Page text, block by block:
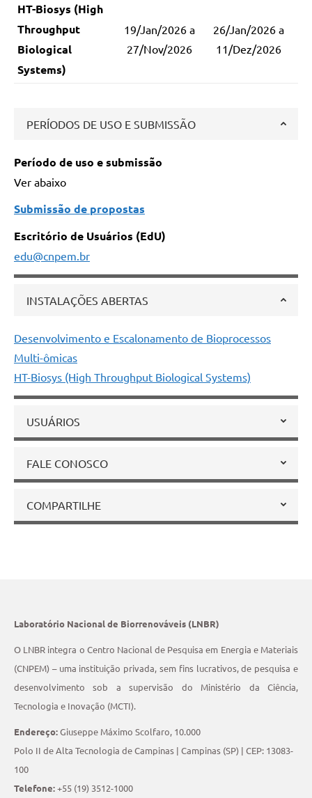
HT-Biosys (High
Throughput
Biological
Systems)
19/Jan/2026 a
27/Nov/2026
26/Jan/2026 a
11/Dez/2026
PERÍODOS DE USO E SUBMISSÃO
Período de uso e submissão
Ver abaixo
Submissão de propostas
Escritório de Usuários (EdU)
edu@cnpem.br
INSTALAÇÕES ABERTAS
Desenvolvimento e Escalonamento de Bioprocessos
Multi-ômicas
HT-Biosys (High Throughput Biological Systems)
USUÁRIOS
FALE CONOSCO
COMPARTILHE
Laboratório Nacional de Biorrenováveis (LNBR)
O LNBR integra o Centro Nacional de Pesquisa em Energia e Materiais
(CNPEM) – uma instituição privada, sem fins lucrativos, de pesquisa e
desenvolvimento sob a supervisão do Ministério da Ciência,
Tecnologia e Inovação (MCTI).
Endereço:Giuseppe Máximo Scolfaro, 10.000
Polo II de Alta Tecnologia de Campinas | Campinas (SP) | CEP: 13083-
100
Telefone:+55 (19) 3512-1000